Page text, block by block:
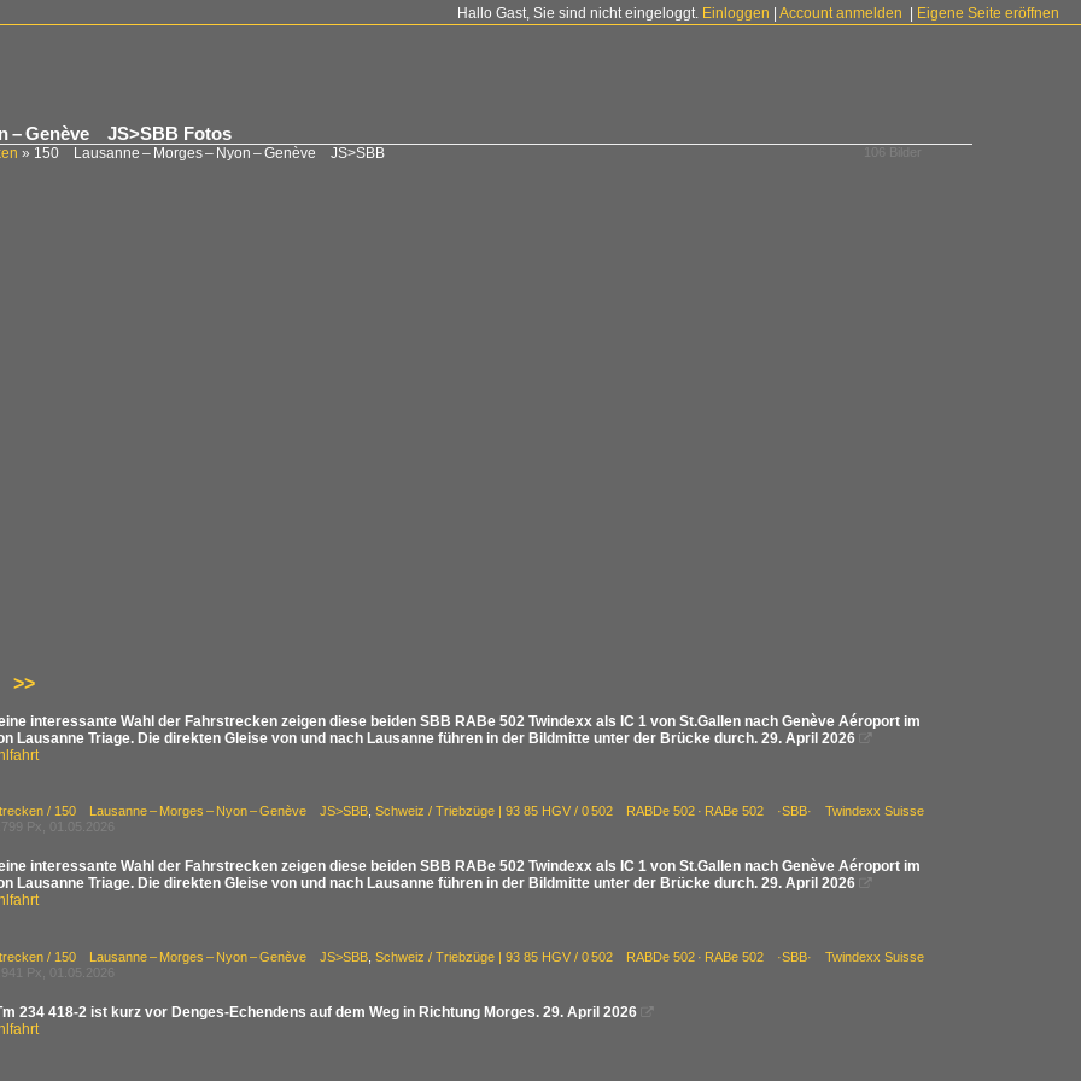
Hallo Gast, Sie sind nicht eingeloggt. Einloggen Account anmelden Eigene Seite eröffnen
– Genève JS>SBB Fotos
106 Bilder
» 150 Lausanne – Morges – Nyon – Genève JS>SBB
>>
interessante Wahl der Fahrstrecken zeigen diese beiden SBB RABe 502 Twindexx als IC 1 von St.Gallen nach Genève Aéroport im
Lausanne Triage. Die direkten Gleise von und nach Lausanne führen in der Bildmitte unter der Brücke durch. 29. April 2026

/ 150 Lausanne – Morges – Nyon – Genève JS>SBB Schweiz / Triebzüge | 93 85 HGV / 0 502 RABDe 502 · RABe 502 ·SBB· Twindexx Suisse
Px, 01.05.2026
interessante Wahl der Fahrstrecken zeigen diese beiden SBB RABe 502 Twindexx als IC 1 von St.Gallen nach Genève Aéroport im
Lausanne Triage. Die direkten Gleise von und nach Lausanne führen in der Bildmitte unter der Brücke durch. 29. April 2026

/ 150 Lausanne – Morges – Nyon – Genève JS>SBB Schweiz / Triebzüge | 93 85 HGV / 0 502 RABDe 502 · RABe 502 ·SBB· Twindexx Suisse
Px, 01.05.2026
234 418-2 ist kurz vor Denges-Echendens auf dem Weg in Richtung Morges. 29. April 2026 